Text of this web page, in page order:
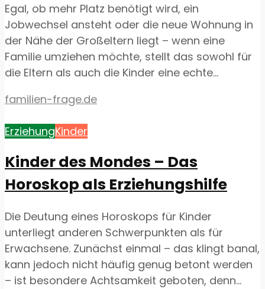
Egal, ob mehr Platz benötigt wird, ein
Jobwechsel ansteht oder die neue Wohnung in
der Nähe der Großeltern liegt – wenn eine
Familie umziehen möchte, stellt das sowohl für
die Eltern als auch die Kinder eine echte...
familien-frage.de
ErziehungKinder
Kinder des Mondes – Das
Horoskop als Erziehungshilfe
Die Deutung eines Horoskops für Kinder
unterliegt anderen Schwerpunkten als für
Erwachsene. Zunächst einmal – das klingt banal,
kann jedoch nicht häufig genug betont werden
– ist besondere Achtsamkeit geboten, denn...